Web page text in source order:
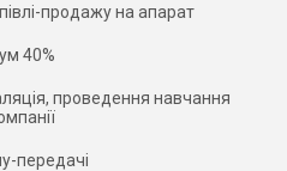
продажу на апарат
40%
проведення навчання
передачі